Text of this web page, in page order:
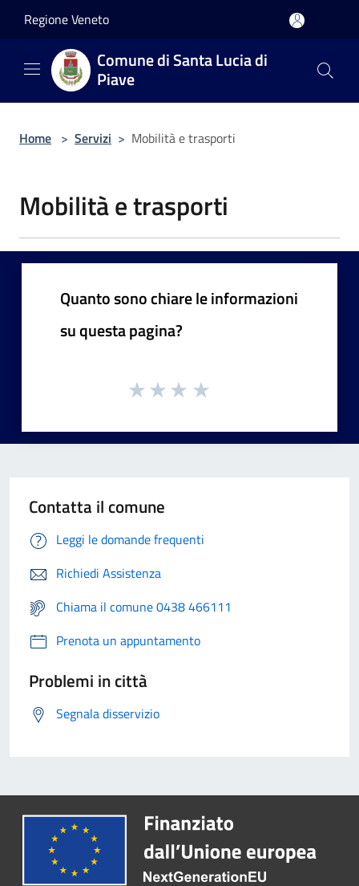
Regione Veneto
Comune di Santa Lucia di
Piave
Home > Servizi > Mobilità e trasporti
Mobilità e trasporti
Quanto sono chiare le informazioni
su questa pagina?
Contatta il comune
Leggi le domande frequenti
Richiedi Assistenza
Chiama il comune 0438 466111
Prenota un appuntamento
Problemi in città
Segnala disservizio